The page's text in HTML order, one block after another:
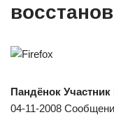
Пандёнок Участник
04-11-2008